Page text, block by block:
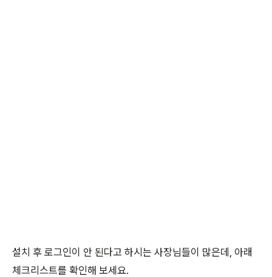
설치 후 로그인이 안 된다고 하시는 사장님들이 많은데, 아래
체크리스트를 확인해 보세요.